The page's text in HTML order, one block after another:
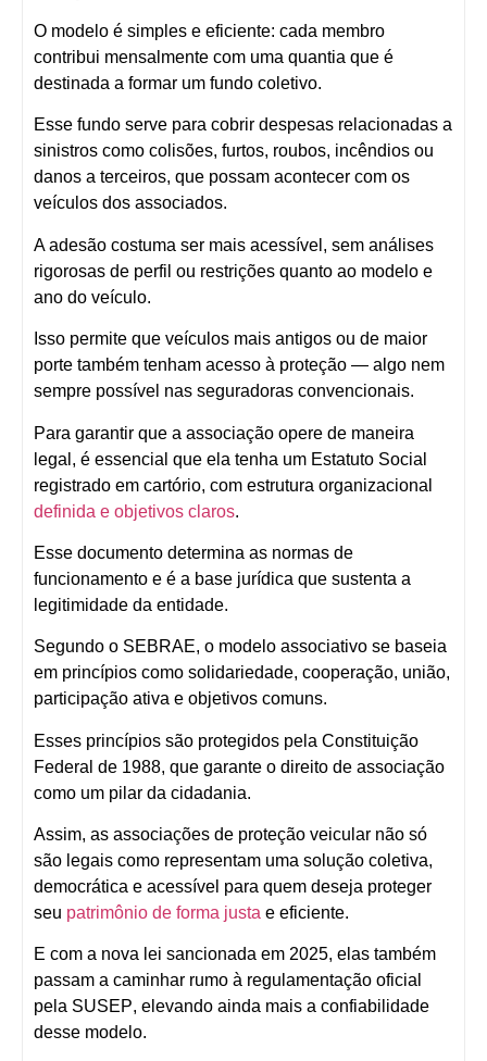
O modelo é simples e eficiente: cada membro
contribui mensalmente com uma quantia que é
destinada a formar um fundo coletivo.
Esse fundo serve para cobrir despesas relacionadas a
sinistros como colisões, furtos, roubos, incêndios ou
danos a terceiros, que possam acontecer com os
veículos dos associados.
A adesão costuma ser mais acessível, sem análises
rigorosas de perfil ou restrições quanto ao modelo e
ano do veículo.
Isso permite que veículos mais antigos ou de maior
porte também tenham acesso à proteção — algo nem
sempre possível nas seguradoras convencionais.
Para garantir que a associação opere de maneira
legal, é essencial que ela tenha um Estatuto Social
registrado em cartório, com estrutura organizacional
definida e objetivos claros.
Esse documento determina as normas de
funcionamento e é a base jurídica que sustenta a
legitimidade da entidade.
Segundo o SEBRAE, o modelo associativo se baseia
em princípios como solidariedade, cooperação, união,
participação ativa e objetivos comuns.
Esses princípios são protegidos pela Constituição
Federal de 1988, que garante o direito de associação
como um pilar da cidadania.
Assim, as associações de proteção veicular não só
são legais como representam uma solução coletiva,
democrática e acessível para quem deseja proteger
seu patrimônio de forma justa e eficiente.
E com a nova lei sancionada em 2025, elas também
passam a caminhar rumo à regulamentação oficial
pela SUSEP, elevando ainda mais a confiabilidade
desse modelo.